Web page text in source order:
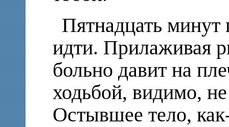
Пятнадцать
идти. Прилаживая
больно давит на
ходьбой, видимо,
Остывшее тело,